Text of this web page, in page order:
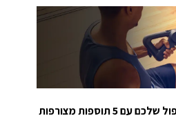
התאימו אישית את הטיפול שלכם עם 5 תוספות מצורפות